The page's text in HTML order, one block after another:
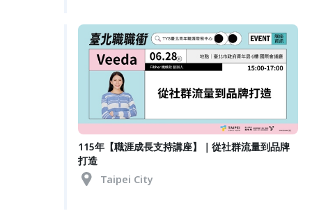
115年【職涯成長支持講座】｜從社群流量到品牌
打造
Taipei City